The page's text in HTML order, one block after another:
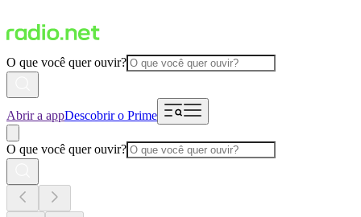
O que você quer ouvir?
Abrir a appDescobrir o Prime
O que você quer ouvir?